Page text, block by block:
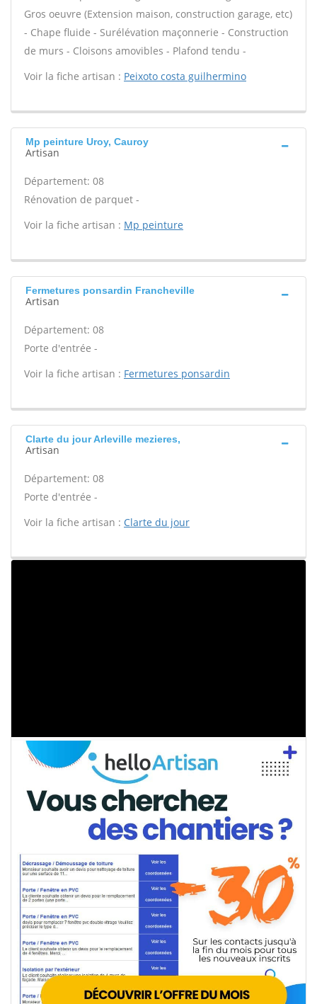
Gros oeuvre (Extension maison, construction garage, etc)
- Chape fluide - Surélévation maçonnerie - Construction
de murs - Cloisons amovibles - Plafond tendu -
Voir la fiche artisan : Peixoto costa guilhermino
Mp peinture Uroy, Cauroy
Artisan
Département: 08
Rénovation de parquet -
Voir la fiche artisan : Mp peinture
Fermetures ponsardin Francheville
Artisan
Département: 08
Porte d'entrée -
Voir la fiche artisan : Fermetures ponsardin
Clarte du jour Arleville mezieres,
Artisan
Département: 08
Porte d'entrée -
Voir la fiche artisan : Clarte du jour